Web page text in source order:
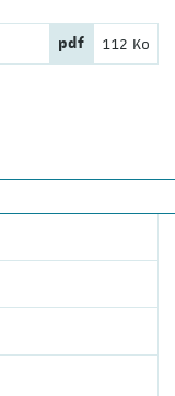
Extension du
pdf Poids du
112 Ko